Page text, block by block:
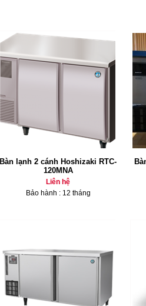
Bàn lạnh 2 cánh Hoshizaki RTC-
120MNA
Liên hệ
Bảo hành : 12 tháng